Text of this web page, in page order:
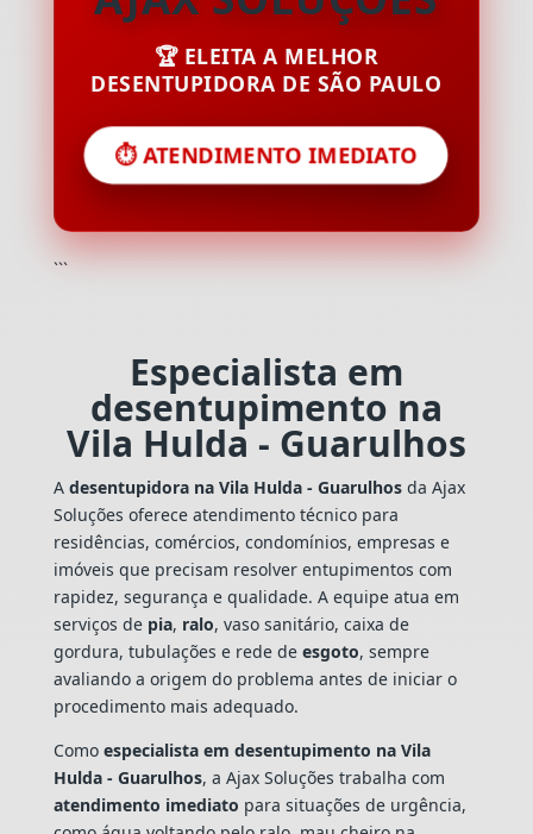
🏆 ELEITA A MELHOR
DESENTUPIDORA DE SÃO PAULO
⏱️ ATENDIMENTO IMEDIATO
```
Especialista em
desentupimento na
Vila Hulda - Guarulhos
A desentupidora na Vila Hulda - Guarulhosda Ajax
Soluções oferece atendimento técnico para
residências, comércios, condomínios, empresas e
imóveis que precisam resolver entupimentos com
rapidez, segurança e qualidade. A equipe atua em
serviços de pia, ralo, vaso sanitário, caixa de
gordura, tubulações e rede de esgoto, sempre
avaliando a origem do problema antes de iniciar o
procedimento mais adequado.
Como especialista em desentupimento na Vila
Hulda - Guarulhos, a Ajax Soluções trabalha com
atendimento imediato para situações de urgência,